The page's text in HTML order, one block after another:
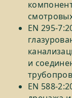
EN 295-
и
EN 588-